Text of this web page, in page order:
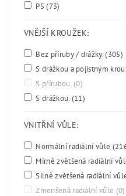
P5(73)
VNĚJŠÍ KROUŽEK:
Bez příruby / drážky.(305)
S drážkou a pojistným
S přírubou. (0)
S drážkou. (11)
VNITŘNÍ VŮLE:
Normální radiální vůle
Mírně zvětšená radiální
Silně zvětšená radiální
Zmenšená radiální vůle (0)